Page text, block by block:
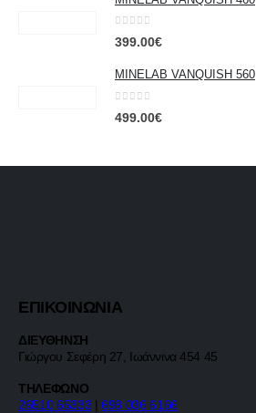
0 out of 5
399.00€
MINELAB VANQUISH 560
499.00€
ΕΠΙΚΟΙΝΩΝΙΑ
ΔΙΕΥΘΗΝΣΗ
Γιώργου Σεφέρη 27, Ιωάννινα 454 45
ΤΗΛΕΦΩΝΟ
26510 65333 |698 036 6166